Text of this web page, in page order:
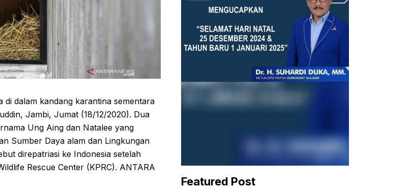
dalam kandang karantina sementara
Jambi, Jumat (18/12/2020). Dua
Ung Aing dan Natalee yang
Sumber Daya alam dan Lingkungan
direpatriasi ke Indonesia setelah
Rescue Center (KPRC). ANTARA
Featured Post